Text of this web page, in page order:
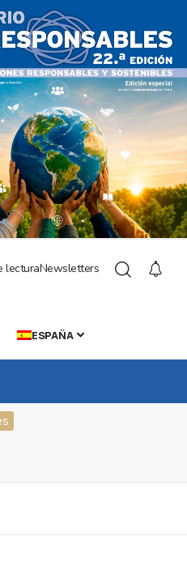
lecturaNewsletters
ESPAÑA